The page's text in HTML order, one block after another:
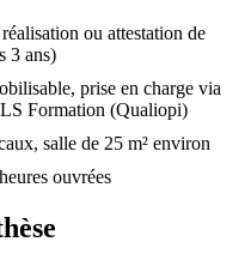
ou attestation de
3 ans)
prise en charge via
Formation (Qualiopi)
salle de 25 m² environ
ouvrées